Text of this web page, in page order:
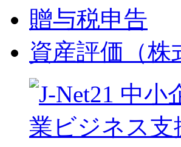
贈与税申告
資産評価（株